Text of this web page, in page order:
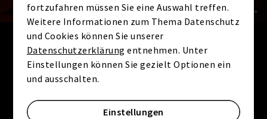
Vorname
Nachname*
fortzufahren müssen Sie eine Auswahl treffen.
Weitere Informationen zum Thema Datenschutz
und Cookies können Sie unserer
Datenschutzerklärung entnehmen. Unter
Einstellungen können Sie gezielt Optionen ein
und ausschalten.
Einstellungen